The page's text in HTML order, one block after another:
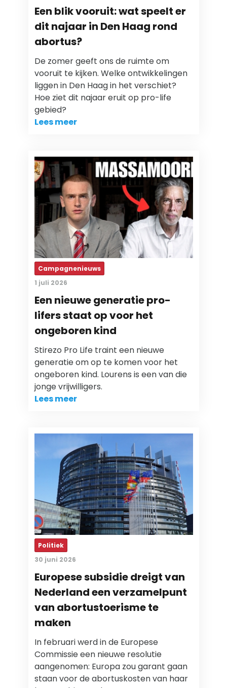
Een blik vooruit: wat speelt er
dit najaar in Den Haag rond
abortus?
De zomer geeft ons de ruimte om
vooruit te kijken. Welke ontwikkelingen
liggen in Den Haag in het verschiet?
Hoe ziet dit najaar eruit op pro-life
gebied?
Lees meer
Campagnenieuws
1 juli 2026
Een nieuwe generatie pro-
lifers staat op voor het
ongeboren kind
Stirezo Pro Life traint een nieuwe
generatie om op te komen voor het
ongeboren kind. Lourens is een van die
jonge vrijwilligers.
Lees meer
Politiek
30 juni 2026
Europese subsidie dreigt van
Nederland een verzamelpunt
van abortustoerisme te
maken
In februari werd in de Europese
Commissie een nieuwe resolutie
aangenomen: Europa zou garant gaan
staan voor de abortuskosten van haar